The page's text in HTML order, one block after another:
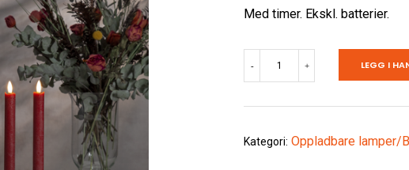
Med timer. Ekskl. batterier.
STEARINLYS
batteridrevet
antall
- + LEGG I
Kategori: Oppladbare